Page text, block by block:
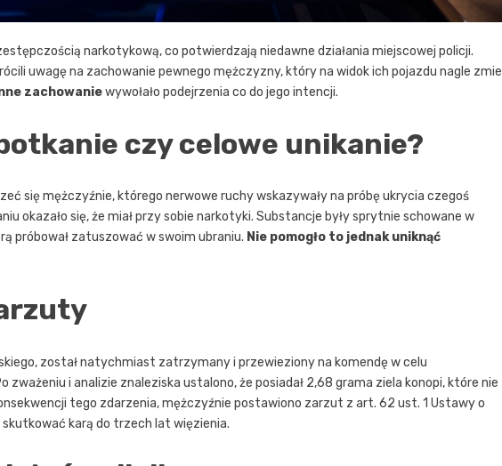
narkotykową, co potwierdzają niedawne działania miejscowej policji.
uwagę na zachowanie pewnego mężczyzny, który na widok ich pojazdu nagle
zachowaniewywołało podejrzenia co do jego intencji.
czy celowe unikanie?
się mężczyźnie, którego nerwowe ruchy wskazywały na próbę ukrycia czegoś
okazało się, że miał przy sobie narkotyki. Substancje były sprytnie schowane w
próbował zatuszować w swoim ubraniu. Nie pomogło to jednak uniknąć
został natychmiast zatrzymany i przewieziony na komendę w celu
zważeniu i analizie znaleziska ustalono, że posiadał 2,68 grama ziela konopi, które nie
tego zdarzenia, mężczyźnie postawiono zarzut z art. 62 ust. 1 Ustawy o
skutkować karą do trzech lat więzienia.